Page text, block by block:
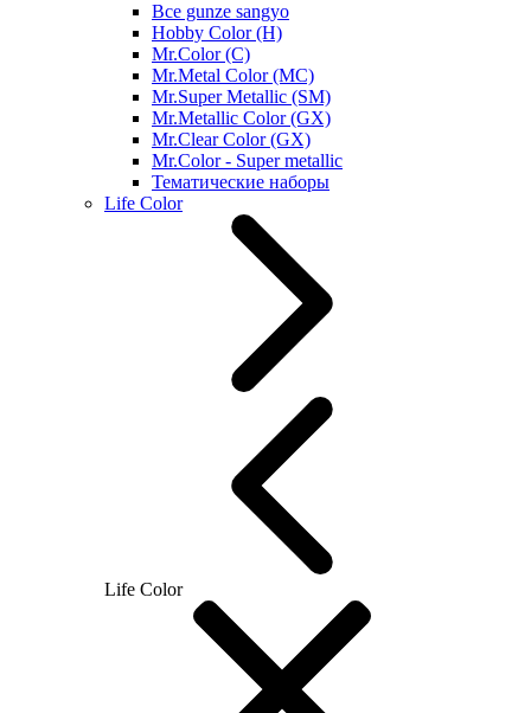
Все gunze sangyo
Hobby Color (H)
Mr.Color (C)
Mr.Metal Color (MC)
Mr.Super Metallic (SM)
Mr.Metallic Color (GX)
Mr.Clear Color (GX)
Mr.Color - Super metallic
Тематические наборы
Life Color
Life Color